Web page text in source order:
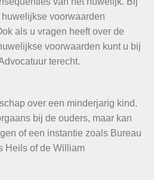
voorwaarden
als u vragen heeft over de
voorwaarden kunt u bij
terecht.
over een minderjarig kind.
bij de ouders, maar kan
of een instantie zoals Bureau
Heils of de William